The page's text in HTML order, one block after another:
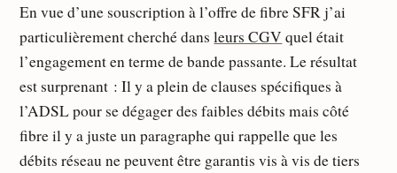
En vue d’une souscription à l’offre de fibre SFR j’ai
particulièrement cherché dansleurs CGV quel était
l’engagement en terme de bande passante. Le résultat
est surprenant : Il y a plein de clauses spécifiques à
l’ADSL pour se dégager des faibles débits mais côté
fibre il y a juste un paragraphe qui rappelle que les
débits réseau ne peuvent être garantis vis à vis de tiers